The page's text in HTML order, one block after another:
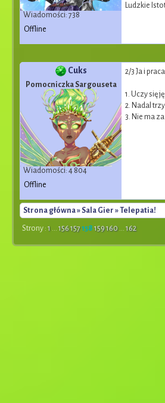
Wiadomości: 738
Ludzkie
Offline
Cuks
Pomocniczka Sargouseta
Wiadomości: 4 804
2/3 Ja i
1. Uczy się
2. Nadal
3. Nie ma
Offline
Strona główna» Sala Gier » Telepatia!
Strony : 1 ... 156157158 159160 ... 162